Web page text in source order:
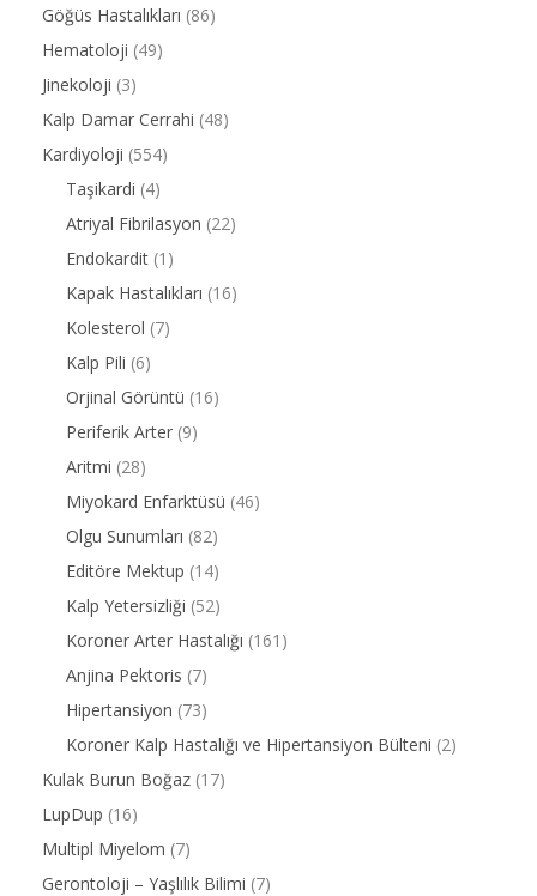
Göğüs Hastalıkları (86)
Hematoloji (49)
Jinekoloji (3)
Kalp Damar Cerrahi (48)
Kardiyoloji (554)
Taşikardi (4)
Atriyal Fibrilasyon (22)
Endokardit (1)
Kapak Hastalıkları (16)
Kolesterol (7)
Kalp Pili (6)
Orjinal Görüntü (16)
Periferik Arter (9)
Aritmi (28)
Miyokard Enfarktüsü (46)
Olgu Sunumları (82)
Editöre Mektup (14)
Kalp Yetersizliği (52)
Koroner Arter Hastalığı (161)
Anjina Pektoris (7)
Hipertansiyon (73)
Koroner Kalp Hastalığı ve Hipertansiyon Bülteni (2)
Kulak Burun Boğaz (17)
LupDup (16)
Multipl Miyelom (7)
Gerontoloji – Yaşlılık Bilimi (7)